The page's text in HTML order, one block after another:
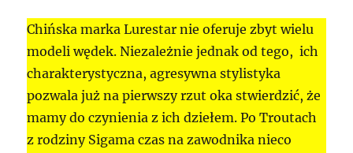
Chińska marka Lurestar nie oferuje zbyt wielu
modeli wędek. Niezależnie jednak od tego, ich
charakterystyczna, agresywna stylistyka
pozwala już na pierwszy rzut oka stwierdzić, że
mamy do czynienia z ich dziełem. Po Troutach
z rodziny Sigama czas na zawodnika nieco